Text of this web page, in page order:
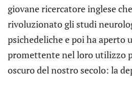
giovane ricercatore inglese
rivoluzionato gli studi
psichedeliche e poi ha aperto
promettente nel loro utilizzo
oscuro del nostro secolo: la